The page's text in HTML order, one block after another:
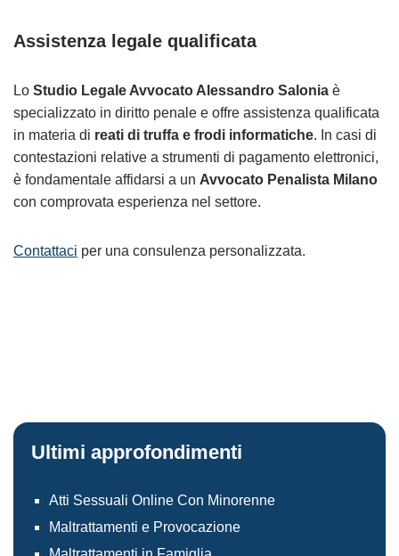
Assistenza legale qualificata
Lo Studio Legale Avvocato Alessandro Salonia è
specializzato in diritto penale e offre assistenza qualificata
in materia di reati di truffa e frodi informatiche. In casi di
contestazioni relative a strumenti di pagamento elettronici,
è fondamentale affidarsi a un Avvocato Penalista Milano
con comprovata esperienza nel settore.
Contattaci per una consulenza personalizzata.
Ultimi approfondimenti
Atti Sessuali Online Con Minorenne
Maltrattamenti e Provocazione